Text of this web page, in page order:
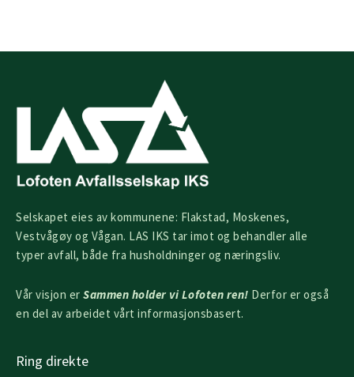
Selskapet eies av kommunene: Flakstad, Moskenes,
Vestvågøy og Vågan. LAS IKS tar imot og behandler alle
typer avfall, både fra husholdninger og næringsliv.
Vår visjon er Sammen holder vi Lofoten ren! Derfor er også
en del av arbeidet vårt informasjonsbasert.
Ring direkte